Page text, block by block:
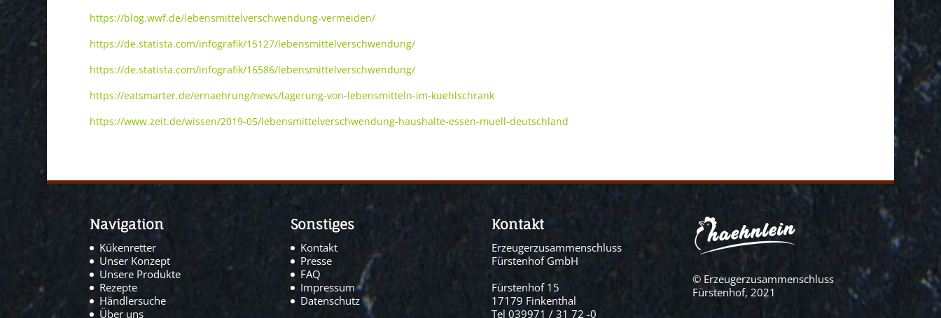
https://blog.wwf.de/lebensmittelverschwendung-vermeiden/
https://de.statista.com/infografik/15127/lebensmittelverschwendung/
https://de.statista.com/infografik/16586/lebensmittelverschwendung/
https://eatsmarter.de/ernaehrung/news/lagerung-von-lebensmitteln-im-kuehlschrank
https://www.zeit.de/wissen/2019-05/lebensmittelverschwendung-haushalte-essen-muell-deutschland
Navigation
Kükenretter
Unser Konzept
Unsere Produkte
Rezepte
Händlersuche
Über uns
Sonstiges
Kontakt
Presse
FAQ
Impressum
Datenschutz
Kontakt
Erzeugerzusammenschluss
Fürstenhof GmbH
Fürstenhof 15
17179 Finkenthal
Tel 039971 / 31 72 -0
© Erzeugerzusammenschluss
Fürstenhof, 2021